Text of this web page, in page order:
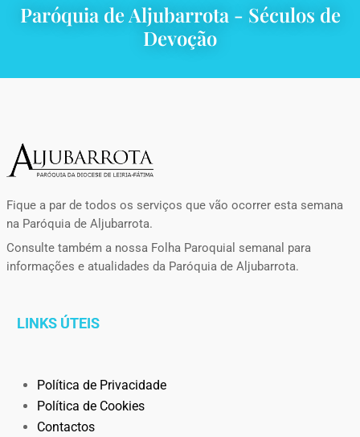
Paróquia de Aljubarrota - Séculos de
Devoção
Fique a par de todos os serviços que vão ocorrer esta semana
na Paróquia de Aljubarrota.
Consulte também a nossa Folha Paroquial semanal para
informações e atualidades da Paróquia de Aljubarrota.
LINKS ÚTEIS
Política de Privacidade
Política de Cookies
Contactos